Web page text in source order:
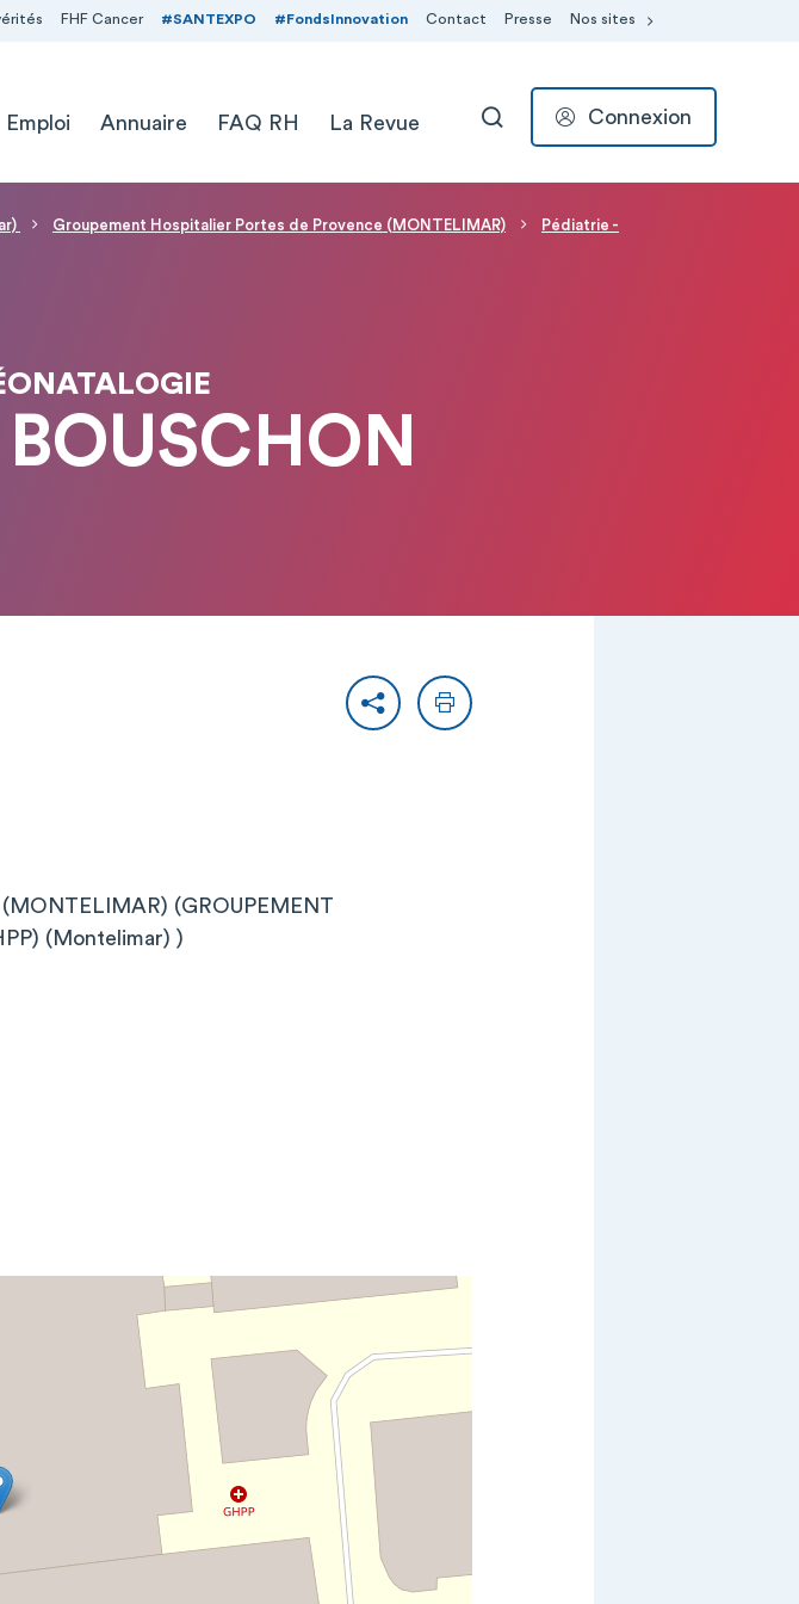
FHF Cancer #SANTEXPO #FondsInnovation Contact Presse Nos sites
Emploi Annuaire FAQ RH La Revue RECHERCHER
Connexion
Groupement Hospitalier Portes de Provence (MONTELIMAR)
Pédiatrie -
PartagerImprimer
(GROUPEMENT
(Montelimar) )